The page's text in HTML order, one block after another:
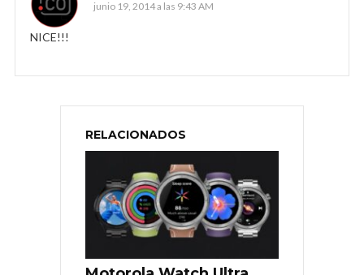
junio 19, 2014 a las 9:43 AM
NICE!!!
RELACIONADOS